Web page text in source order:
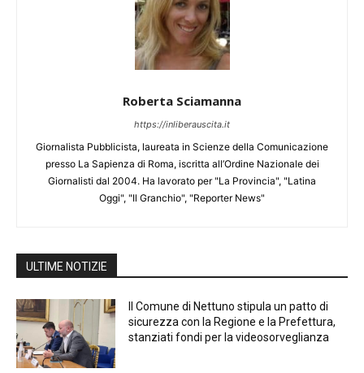
Roberta Sciamanna
https://inliberauscita.it
Giornalista Pubblicista, laureata in Scienze della Comunicazione
presso La Sapienza di Roma, iscritta all’Ordine Nazionale dei
Giornalisti dal 2004. Ha lavorato per "La Provincia", "Latina
Oggi", "Il Granchio", "Reporter News"
ULTIME NOTIZIE
Il Comune di Nettuno stipula un patto di
sicurezza con la Regione e la Prefettura,
stanziati fondi per la videosorveglianza